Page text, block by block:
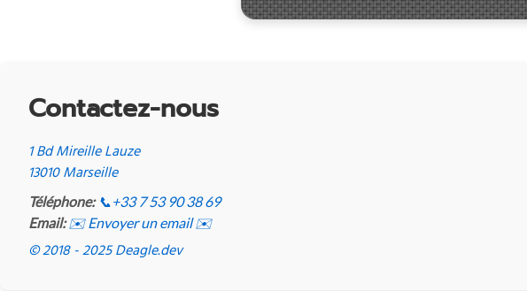
Contactez-nous
1 Bd Mireille Lauze
13010 Marseille
Téléphone: 📞+33 7 53 90 38 69
Email: ✉️ Envoyer un email ✉️
© 2018 - 2025 Deagle.dev